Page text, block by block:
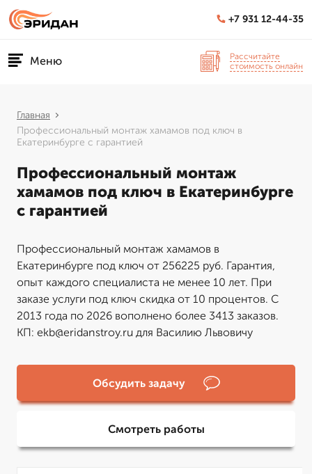
+7 931 12-44-35
Меню
Рассчитайте
стоимость онлайн
Главная
Профессиональный монтаж хамамов под ключ в
Екатеринбурге с гарантией
Профессиональный монтаж
хамамов под ключ в Екатеринбурге
с гарантией
Профессиональный монтаж хамамов в
Екатеринбурге под ключ от 256225 руб. Гарантия,
опыт каждого специалиста не менее 10 лет. При
заказе услуги под ключ скидка от 10 процентов. С
2013 года по 2026 вополнено более 3413 заказов.
КП: ekb@eridanstroy.ru для Василию Львовичу
Обсудить задачу
Смотреть работы